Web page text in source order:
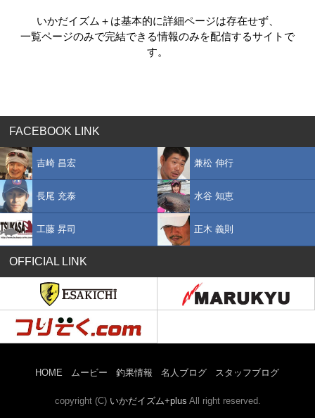
いかだイズム＋は基本的に詳細ページは存在せず、
一覧ページのみで完結できる情報のみを配信するサイトで
す。
FACEBOOK LINK
吉崎 昌宏 兼松 伸行
長尾 充泰 水谷 知恵
工藤 昇司 正木 義則
OFFICIAL LINK
HOME ムービー 釣果情報 名人ブログ スタッフブログ
copyright (C) いかだイズム+plus All right reserved.